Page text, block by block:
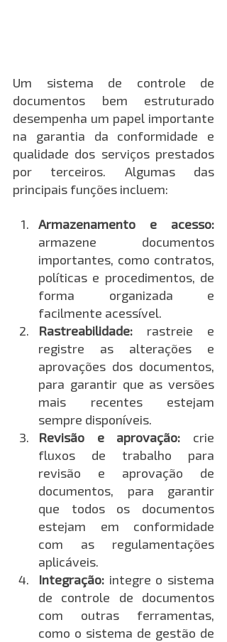
Um sistema de controle de
documentos bem estruturado
desempenha um papel importante
na garantia da conformidade e
qualidade dos serviços prestados
por terceiros. Algumas das
principais funções incluem:
Armazenamento e acesso:
armazene documentos
importantes, como contratos,
políticas e procedimentos, de
forma organizada e
facilmente acessível.
Rastreabilidade: rastreie e
registre as alterações e
aprovações dos documentos,
para garantir que as versões
mais recentes estejam
sempre disponíveis.
Revisão e aprovação: crie
fluxos de trabalho para
revisão e aprovação de
documentos, para garantir
que todos os documentos
estejam em conformidade
com as regulamentações
aplicáveis.
Integração: integre o sistema
de controle de documentos
com outras ferramentas,
como o sistema de gestão de